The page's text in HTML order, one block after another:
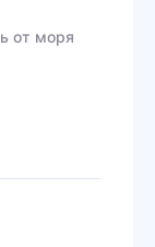
от моря